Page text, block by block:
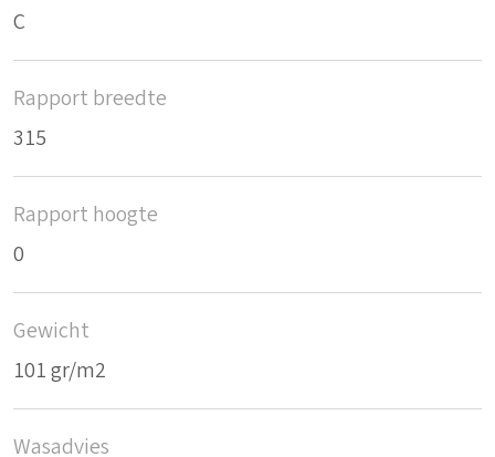
C
Rapport breedte
315
Rapport hoogte
0
Gewicht
101 gr/m2
Wasadvies